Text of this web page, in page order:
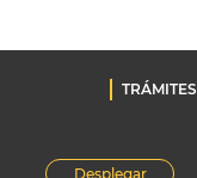
TRÁMITES
Desplegar